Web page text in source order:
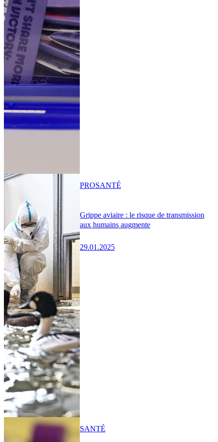
Grippe aviaire : le risque de transmission
aux humains augmente
29.01.2025
PROSANTÉ
SANTÉ